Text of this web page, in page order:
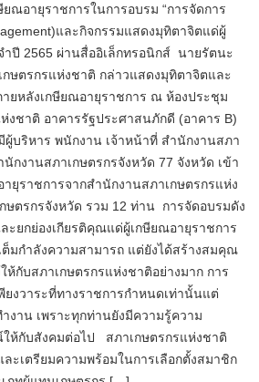
ณอายุราชการในการอบรม “การจัดการ
และกิจกรรมแสดงมุทิตาจิตแด่ผู้
ำปี 2565 ผ่านสื่ออิเล็กทรอนิกส์ นายรัตนะ
กษตรกรแห่งชาติ กล่าวแสดงมุทิตาจิตและ
ยหลังเกษียณอายุราชการ ณ ห้องประชุม
งชาติ อาคารรัฐประศาสนภักดี (อาคาร B)
ผู้บริหาร พนักงาน เจ้าหน้าที่ สำนักงานสภา
กงานสภาเกษตรกรจังหวัด 77 จังหวัด เข้า
ยุราชการจากสำนักงานสภาเกษตรกรแห่ง
ษตรกรจังหวัด รวม 12 ท่าน การจัดอบรมดัง
ะยกย่องเกียรติคุณแด่ผู้เกษียณอายุราชการ
ต็มกำลังความสามารถ แต่ยังได้สร้างสมคุณ
ห้กับสภาเกษตรกรแห่งชาติอย่างมาก การ
ยงวาระที่ทางราชการกำหนดเท่านั้นแต่
งาน เพราะทุกท่านยังมีความรู้ความ
ห้กับสังคมต่อไป สภาเกษตรกรแห่งชาติ
ะเตรียมความพร้อมในการเลือกตั้งสมาชิก